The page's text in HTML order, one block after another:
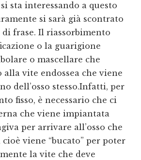
sta interessando a questo
si sarà già scontrato
frase. Il riassorbimento
o la guarigione
o mascellare che
vite endossea che viene
dell’osso stesso.Infatti, per
fisso, è necessario che ci
che viene impiantata
per arrivare all’osso che
viene “bucato” per poter
la vite che deve